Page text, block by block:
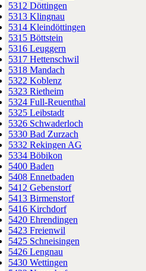
5312 Döttingen
5313 Klingnau
5314 Kleindöttingen
5315 Böttstein
5316 Leuggern
5317 Hettenschwil
5318 Mandach
5322 Koblenz
5323 Rietheim
5324 Full-Reuenthal
5325 Leibstadt
5326 Schwaderloch
5330 Bad Zurzach
5332 Rekingen AG
5334 Böbikon
5400 Baden
5408 Ennetbaden
5412 Gebenstorf
5413 Birmenstorf
5416 Kirchdorf
5420 Ehrendingen
5423 Freienwil
5425 Schneisingen
5426 Lengnau
5430 Wettingen